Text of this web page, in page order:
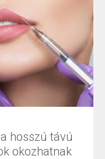
hosszú távú
okozhatnak